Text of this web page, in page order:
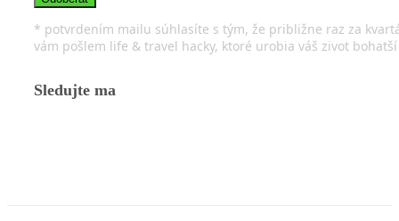
* potvrdením mailu súhlasíte s tým, že približne raz za
vám pošlem life & travel hacky, ktoré urobia váš zivot bohatší
Sledujte ma